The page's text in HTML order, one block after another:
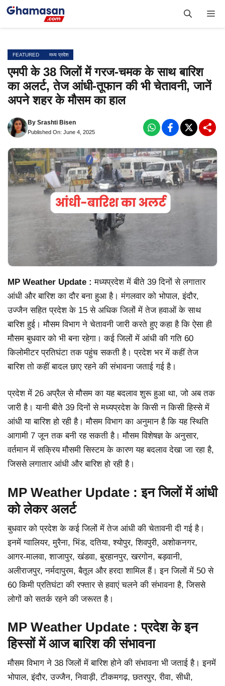
Skip
FEATURED मध्य प्रदेश
एमपी के 38 जिलों में गरज-चमक के साथ बारिश
का अलर्ट, तेज आंधी-तूफान की भी चेतावनी, जानें
अपने शहर के मौसम का हाल
By Srashti Bisen
Published On: June 4, 2025
MP Weather Update :मध्यप्रदेश में बीते 39 दिनों से लगातार
आंधी और बारिश का दौर बना हुआ है। मंगलवार को भोपाल, इंदौर,
उज्जैन सहित प्रदेश के 15 से अधिक जिलों में तेज हवाओं के साथ
बारिश हुई। मौसम विभाग ने चेतावनी जारी करते हुए कहा है कि ऐसा ही
मौसम बुधवार को भी बना रहेगा। कई जिलों में आंधी की गति 60
किलोमीटर प्रतिघंटा तक पहुंच सकती है। प्रदेश भर में कहीं तेज
बारिश तो कहीं बादल छाए रहने की संभावना जताई गई है।
प्रदेश में 26 अप्रैल से मौसम का यह बदलाव शुरू हुआ था, जो अब तक
जारी है। यानी बीते 39 दिनों से मध्यप्रदेश के किसी न किसी हिस्से में
आंधी या बारिश हो रही है। मौसम विभाग का अनुमान है कि यह स्थिति
आगामी 7 जून तक बनी रह सकती है। मौसम विशेषज्ञ के अनुसार,
वर्तमान में सक्रिय मौसमी सिस्टम के कारण यह बदलाव देखा जा रहा है,
जिससे लगातार आंधी और बारिश हो रही है।
MP Weather Update :इन जिलों में आंधी
को लेकर अलर्ट
बुधवार को प्रदेश के कई जिलों में तेज आंधी की चेतावनी दी गई है।
इनमें ग्वालियर, मुरैना, भिंड, दतिया, श्योपुर, शिवपुरी, अशोकनगर,
आगर-मालवा, शाजापुर, खंडवा, बुरहानपुर, खरगोन, बड़वानी,
अलीराजपुर, नर्मदापुरम, बैतूल और हरदा शामिल हैं। इन जिलों में 50 से
60 किमी प्रतिघंटा की रफ्तार से हवाएं चलने की संभावना है, जिससे
लोगों को सतर्क रहने की जरूरत है।
MP Weather Update :प्रदेश के इन
हिस्सों में आज बारिश की संभावना
मौसम विभाग ने 38 जिलों में बारिश होने की संभावना भी जताई है। इनमें
भोपाल, इंदौर, उज्जैन, निवाड़ी, टीकमगढ़, छतरपुर, रीवा, सीधी,